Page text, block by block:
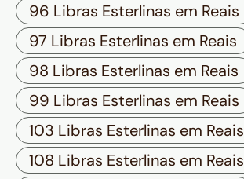
96 Libras Esterlinas em Reais
97 Libras Esterlinas em Reais
98 Libras Esterlinas em Reais
99 Libras Esterlinas em Reais
103 Libras Esterlinas em Reais
108 Libras Esterlinas em Reais